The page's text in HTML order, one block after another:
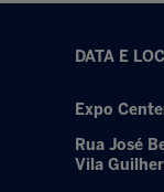
DATA E
Expo
Rua José
Vila